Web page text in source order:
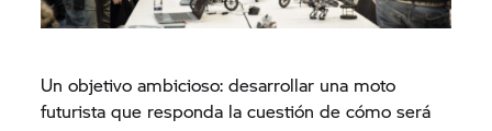
Un objetivo ambicioso: desarrollar una moto
futurista que responda la cuestión de cómo será